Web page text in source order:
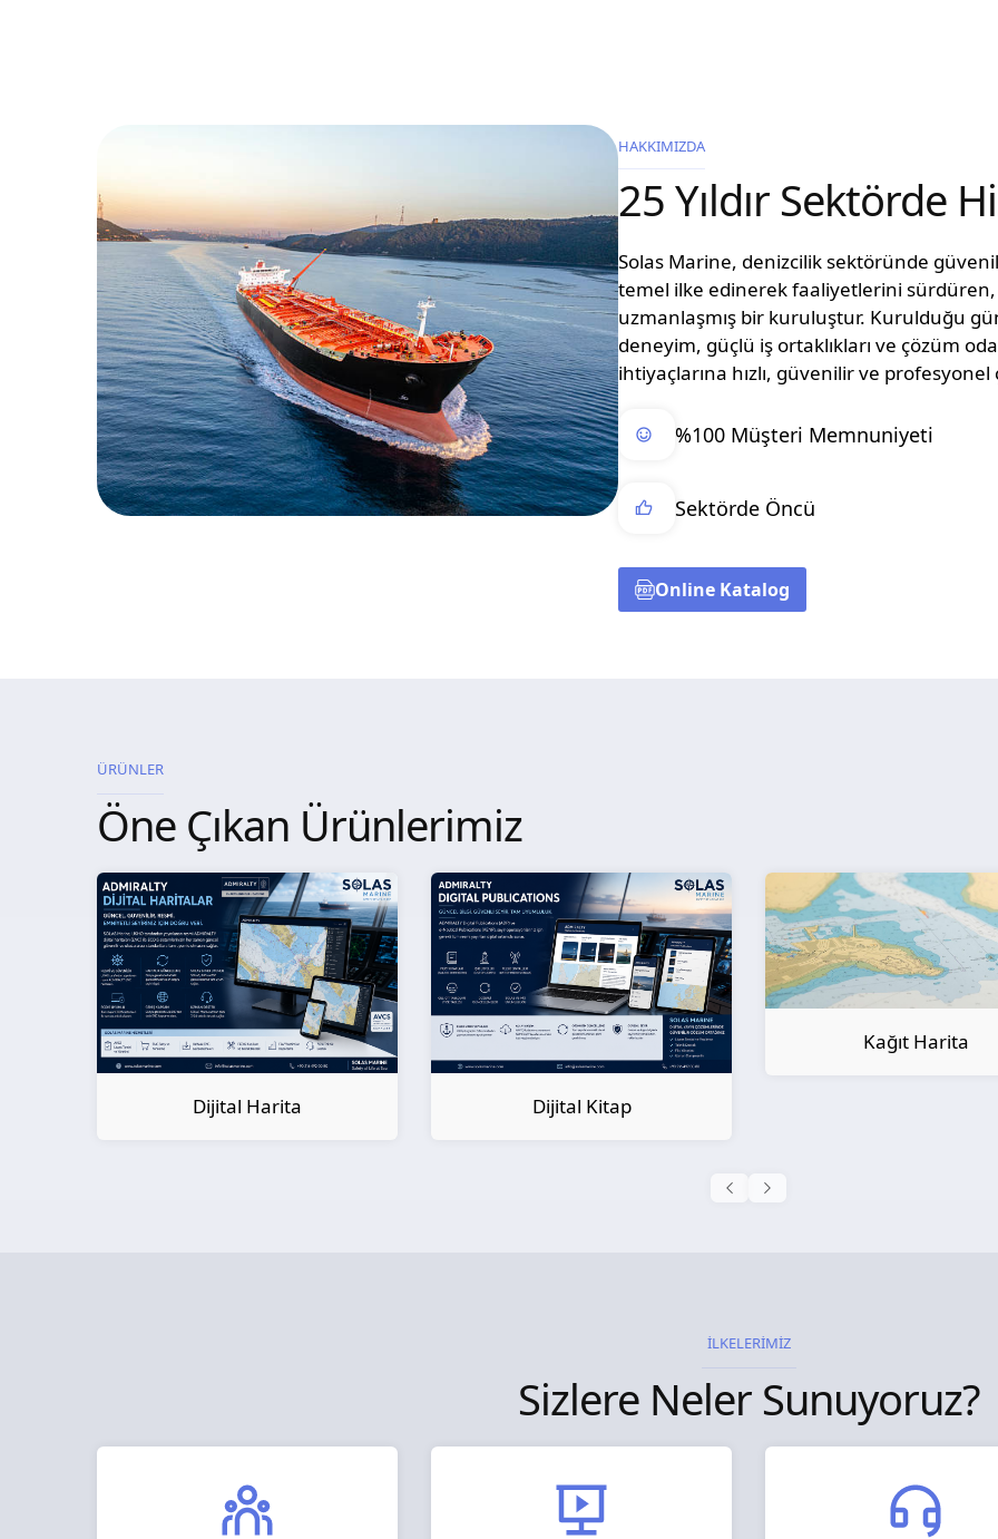
HAKKIMIZDA
25 Yıldır Sektörde
Solas Marine, denizcilik sektöründe
temel ilke edinerek faaliyetlerini
uzmanlaşmış bir kuruluştur. Kurulduğu
deneyim, güçlü iş ortaklıkları ve çözüm
ihtiyaçlarına hızlı, güvenilir ve
%100 Müşteri Memnuniyeti
Sektörde Öncü
Online Katalog
ÜRÜNLER
Öne Çıkan Ürünlerimiz
Dijital Kitap
Kağıt Harita
İLKELERİMİZ
Sizlere Neler Sunuyoruz?